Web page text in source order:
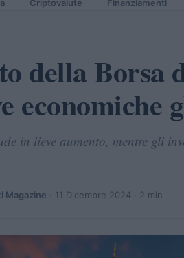
Criptovalute Finanziamenti
della Borsa
economiche
in lieve aumento, mentre gli
Magazine · 11 Dicembre 2024 · 2 min